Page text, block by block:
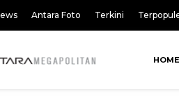
Antara Foto Terkini
HOME